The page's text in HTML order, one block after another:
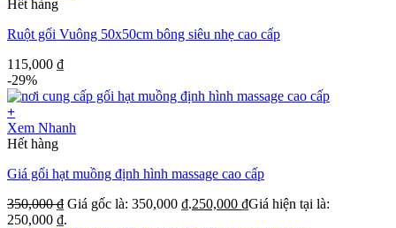
Hết hàng
Ruột gối Vuông 50x50cm bông siêu nhẹ cao cấp
115,000 ₫
-29%
+
Xem Nhanh
Hết hàng
Giá gối hạt muồng định hình massage cao cấp
350,000₫ Giá gốc là: 350,000 ₫.250,000 ₫Giá hiện tại là:
250,000 ₫.